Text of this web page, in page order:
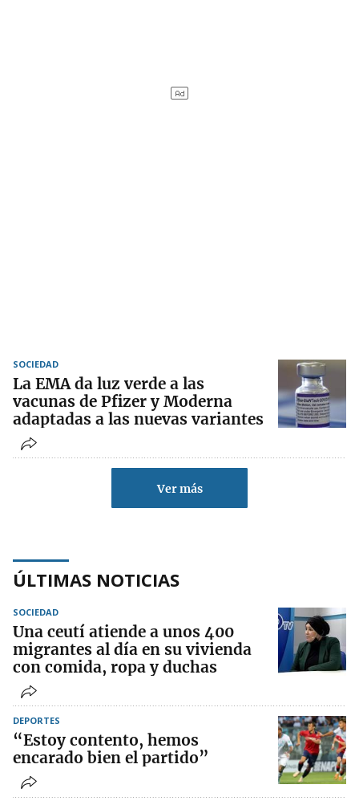
SOCIEDAD
La EMA da luz verde a las
vacunas de Pfizer y Moderna
adaptadas a las nuevas variantes
Ver más
ÚLTIMAS NOTICIAS
SOCIEDAD
Una ceutí atiende a unos 400
migrantes al día en su vivienda
con comida, ropa y duchas
DEPORTES
“Estoy contento, hemos
encarado bien el partido”